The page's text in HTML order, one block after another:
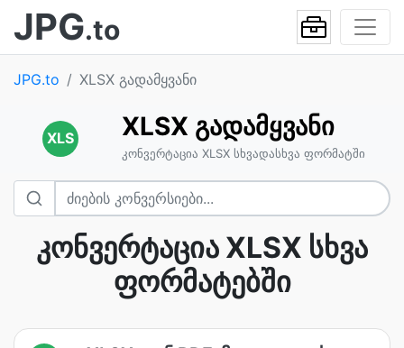
JPG.to
JPG.to XLSX გადამყვანი
XLS XLSX გადამყვანი
კონვერტაცია XLSX სხვადასხვა ფორმატში
კონვერტაცია XLSX სხვა
ფორმატებში